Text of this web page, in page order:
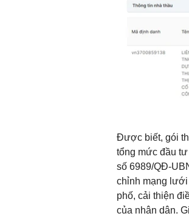
Được biết, gói
tổng mức đầu
số 6989/QĐ-
chỉnh mạng lưới
phố, cải thiện
của nhân dân.